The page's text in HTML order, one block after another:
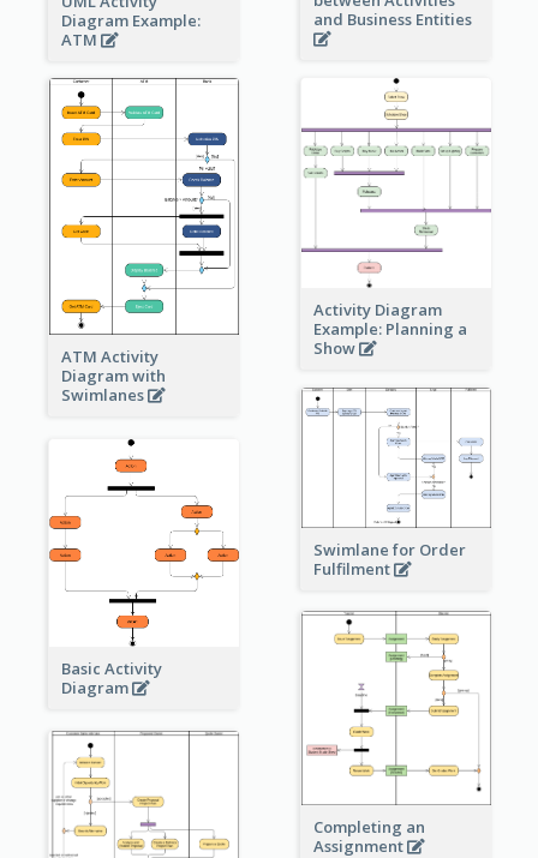
Diagram Example:
ATM
and Business Entities
ATM Activity
Diagram with
Swimlanes
Activity Diagram
Example: Planning a
Show
Swimlane for Order
Fulfilment
Basic Activity
Diagram
Completing an
Assignment